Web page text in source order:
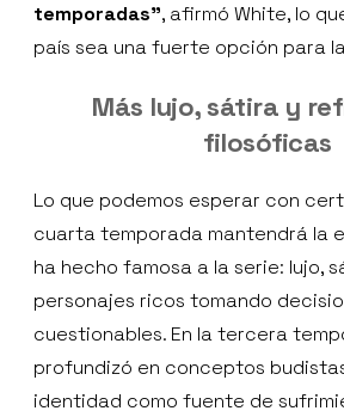
temporadas”, afirmó White, lo
país sea una fuerte opción para
Más lujo, sátira y
filosóficas
Lo que podemos esperar con
cuarta temporada mantendrá la
ha hecho famosa a la serie: lujo,
personajes ricos tomando
cuestionables. En la tercera
profundizó en conceptos
identidad como fuente de